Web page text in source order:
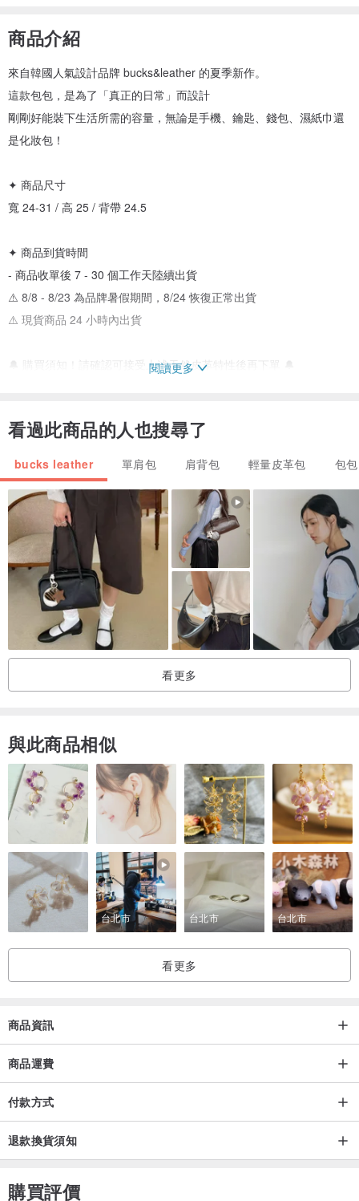
商品介紹
來自韓國人氣設計品牌 bucks&leather 的夏季新作。
這款包包，是為了「真正的日常」而設計
剛剛好能裝下生活所需的容量，無論是手機、鑰匙、錢包、濕紙巾還
是化妝包！
✦ 商品尺寸
寬 24-31 / 高 25 / 背帶 24.5
✦ 商品到貨時間
- 商品收單後 7 - 30 個工作天陸續出貨
⚠️ 8/8 - 8/23 為品牌暑假期間，8/24 恢復正常出貨
⚠️ 現貨商品 24 小時內出貨
🔔 購買須知！請確認可接受上述天然皮革特性後再下單 🔔
顏色、紋理、光澤及觸感皆可能略有差異，屬天然皮革正常現象
點、細小色斑、壓痕、刮痕、皺褶、摩擦紋等情形並非商品瑕疵
- 車縫線、包角或五金周圍可能出現些微痕跡、細微磨損或皮革氣
味，均屬正常範圍
⚠️ 注意事項
◆ 商品皆不包含掛件
◆ 商品皆為預購且不支援「貨到付款」
◆ 熱門商品等待期較長，歡迎私訊詢問
閱讀更多
看過此商品的人也搜尋了
bucks leather 單肩包 肩背包 輕量皮革包 包包
看更多
與此商品相似
台北市 台北市 台北市
看更多
商品資訊
商品運費
付款方式
退款換貨須知
購買評價